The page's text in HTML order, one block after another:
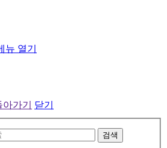
뉴 열기
가기
닫기
검색